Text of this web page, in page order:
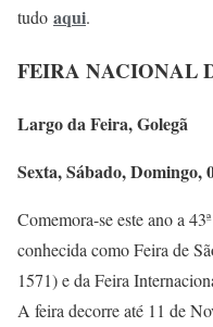
tudo aqui.
FEIRA NACIONAL
Largo da Feira, Golegã
Sexta, Sábado, Domingo,
Comemora-se este ano a
conhecida como Feira de
1571) e da Feira
A feira decorre até 11 de